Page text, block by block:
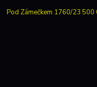
Pod Zámečkem 1760/23